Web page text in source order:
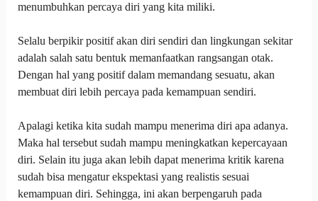
menumbuhkan percaya diri yang kita miliki.
Selalu berpikir positif akan diri sendiri dan lingkungan sekitar
adalah salah satu bentuk memanfaatkan rangsangan otak.
Dengan hal yang positif dalam memandang sesuatu, akan
membuat diri lebih percaya pada kemampuan sendiri.
Apalagi ketika kita sudah mampu menerima diri apa adanya.
Maka hal tersebut sudah mampu meningkatkan kepercayaan
diri. Selain itu juga akan lebih dapat menerima kritik karena
sudah bisa mengatur ekspektasi yang realistis sesuai
kemampuan diri. Sehingga, ini akan berpengaruh pada